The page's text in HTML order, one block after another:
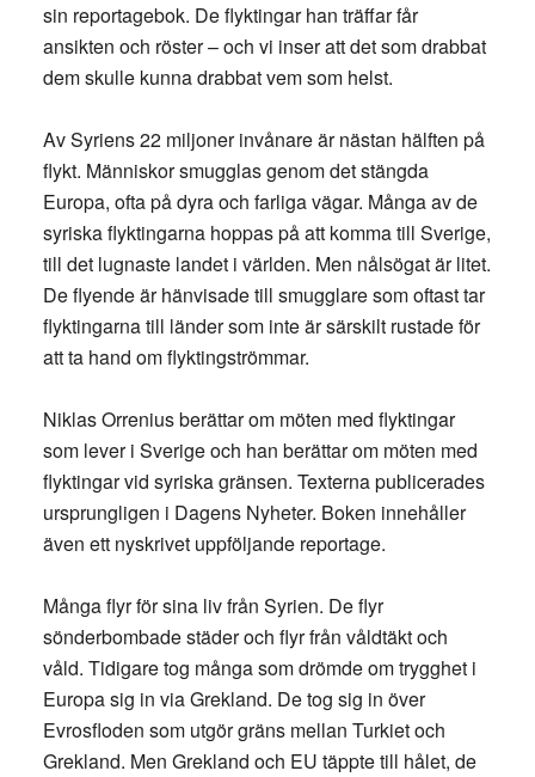
sin reportagebok. De flyktingar han träffar får
ansikten och röster – och vi inser att det som drabbat
dem skulle kunna drabbat vem som helst.
Av Syriens 22 miljoner invånare är nästan hälften på
flykt. Människor smugglas genom det stängda
Europa, ofta på dyra och farliga vägar. Många av de
syriska flyktingarna hoppas på att komma till Sverige,
till det lugnaste landet i världen. Men nålsögat är litet.
De flyende är hänvisade till smugglare som oftast tar
flyktingarna till länder som inte är särskilt rustade för
att ta hand om flyktingströmmar.
Niklas Orrenius berättar om möten med flyktingar
som lever i Sverige och han berättar om möten med
flyktingar vid syriska gränsen. Texterna publicerades
ursprungligen i Dagens Nyheter. Boken innehåller
även ett nyskrivet uppföljande reportage.
Många flyr för sina liv från Syrien. De flyr
sönderbombade städer och flyr från våldtäkt och
våld. Tidigare tog många som drömde om trygghet i
Europa sig in via Grekland. De tog sig in över
Evrosfloden som utgör gräns mellan Turkiet och
Grekland. Men Grekland och EU täppte till hålet, de